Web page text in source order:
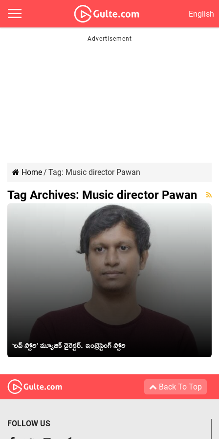
English
Home/ Tag: Music director Pawan
Tag Archives: Music director Pawan
‘లవ్ స్టోరి’ మ్యూజిక్ డైరెక్టర్.. ఇంట్రెస్టింగ్ స్టోరి
Back To Top
FOLLOW US